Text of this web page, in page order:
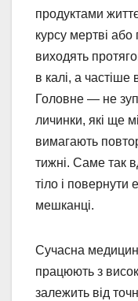
продуктами
курсу мертві або
виходять
в калі, а
Головне — не
личинки, які ще
вимагають
тижні. Саме так
тіло і повернути
мешканці.
Сучасна
працюють з
залежить від